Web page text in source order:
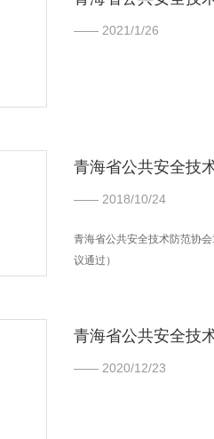
—— 2021/1/26
青海省公共安全技
—— 2018/10/24
青海省公共安全技术防范协
议通过）
青海省公共安全技
—— 2020/12/23